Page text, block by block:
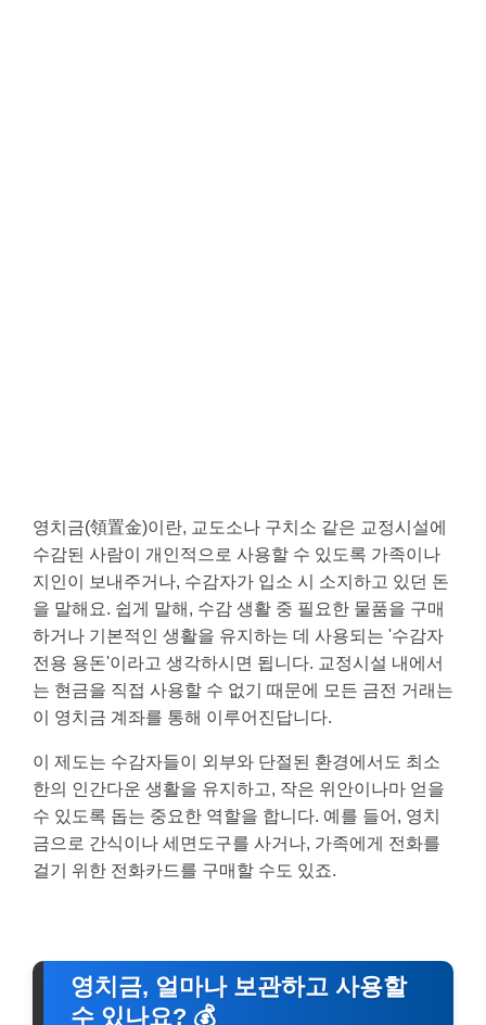
영치금(領置金)이란, 교도소나 구치소 같은 교정시설에
수감된 사람이 개인적으로 사용할 수 있도록 가족이나
지인이 보내주거나, 수감자가 입소 시 소지하고 있던 돈
을 말해요. 쉽게 말해, 수감 생활 중 필요한 물품을 구매
하거나 기본적인 생활을 유지하는 데 사용되는 '수감자
전용 용돈'이라고 생각하시면 됩니다. 교정시설 내에서
는 현금을 직접 사용할 수 없기 때문에 모든 금전 거래는
이 영치금 계좌를 통해 이루어진답니다.
이 제도는 수감자들이 외부와 단절된 환경에서도 최소
한의 인간다운 생활을 유지하고, 작은 위안이나마 얻을
수 있도록 돕는 중요한 역할을 합니다. 예를 들어, 영치
금으로 간식이나 세면도구를 사거나, 가족에게 전화를
걸기 위한 전화카드를 구매할 수도 있죠.
영치금, 얼마나 보관하고 사용할
수 있나요? 💰